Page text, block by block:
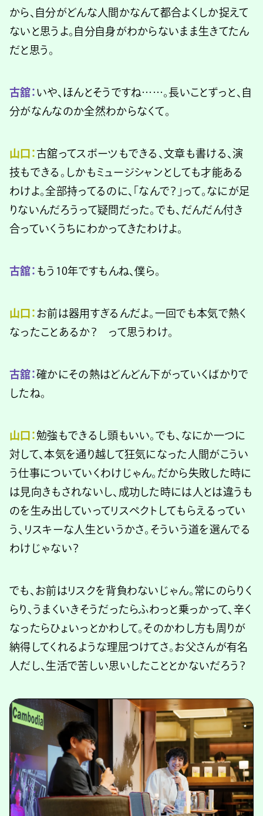
から、自分がどんな人間かなんて都合よくしか捉えて
ないと思うよ。自分自身がわからないまま生きてたん
だと思う。
古舘： いや、ほんとそうですね……。長いことずっと、自
分がなんなのか全然わからなくて。
山口：古舘ってスポーツもできる、文章も書ける、演
技もできる。しかもミュージシャンとしても才能ある
わけよ。全部持ってるのに、「なんで？」って。なにが足
りないんだろうって疑問だった。でも、だんだん付き
合っていくうちにわかってきたわけよ。
古舘： もう10年ですもんね、僕ら。
山口： お前は器用すぎるんだよ。一回でも本気で熱く
なったことあるか？ って思うわけ。
古舘：確かにその熱はどんどん下がっていくばかりで
したね。
山口：勉強もできるし頭もいい。でも、なにか一つに
対して、本気を通り越して狂気になった人間がこうい
う仕事についていくわけじゃん。だから失敗した時に
は見向きもされないし、成功した時には人とは違うも
のを生み出していってリスペクトしてもらえるってい
う、リスキーな人生というかさ。そういう道を選んでる
わけじゃない？
でも、お前はリスクを背負わないじゃん。常にのらりく
らり、うまくいきそうだったらふわっと乗っかって、辛く
なったらひょいっとかわして。そのかわし方も周りが
納得してくれるような理屈つけてさ。お父さんが有名
人だし、生活で苦しい思いしたこととかないだろう？